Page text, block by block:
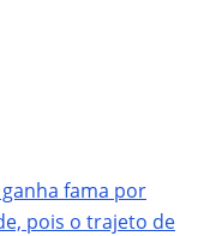
fama por
pois o trajeto de